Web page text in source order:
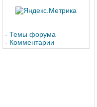
- Темы форума
- Комментарии